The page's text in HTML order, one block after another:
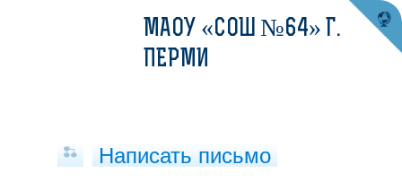
МАОУ «СОШ №64» Г.
ПЕРМИ
Написать письмо